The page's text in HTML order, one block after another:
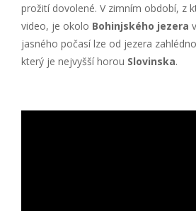
prožití dovolené. V zimním období, z
video, je okolo Bohinjského jezera
jasného počasí lze od jezera
který je nejvyšší horou Slovinska.